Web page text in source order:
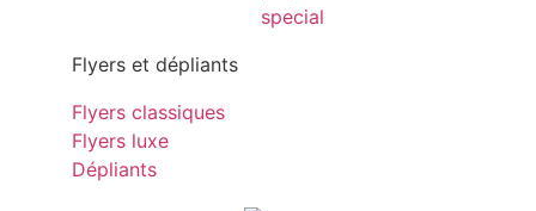
Flyers et dépliants
Flyers classiques
Flyers luxe
Dépliants